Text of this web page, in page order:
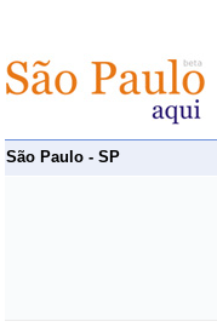
São Paulo - SP